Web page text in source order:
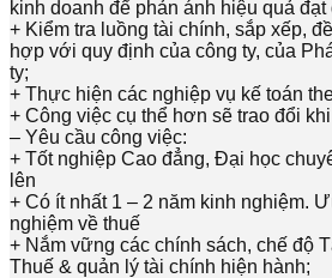
kinh doanh để phản ánh hiệu quả
+ Kiểm tra luồng tài chính, sắp xếp,
hợp với quy định của công ty, của
ty;
+ Thực hiện các nghiệp vụ kế toán
+ Công việc cụ thể hơn sẽ trao đổi
– Yêu cầu công việc:
+ Tốt nghiệp Cao đẳng, Đại học
lên
+ Có ít nhất 1 – 2 năm kinh nghiệm.
nghiệm về thuế
+ Nắm vững các chính sách, chế độ
Thuế & quản lý tài chính hiện hành;